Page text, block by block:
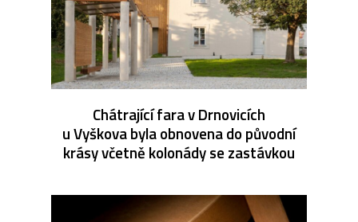
Chátrající fara v Drnovicích
u Vyškova byla obnovena do původní
krásy včetně kolonády se zastávkou